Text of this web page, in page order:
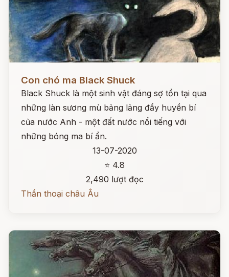
Con chó ma Black Shuck
Black Shuck là một sinh vật đáng sợ tồn tại qua
những làn sương mù bảng lảng đầy huyền bí
của nước Anh - một đất nước nổi tiếng với
những bóng ma bí ẩn.
13-07-2020
⭐ 4.8
2,490 lượt đọc
Thần thoại châu Âu